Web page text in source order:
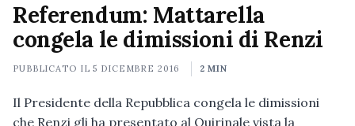
Referendum: Mattarella
congela le dimissioni di Renzi
PUBBLICATO IL5 DICEMBRE 2016 2 MIN
Il Presidente della Repubblica congela le dimissioni
che Renzi gli ha presentato al Quirinale vista la